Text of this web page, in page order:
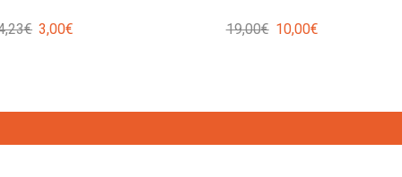
€ Original
3,00€ 19,00€ Original
10,00€Current